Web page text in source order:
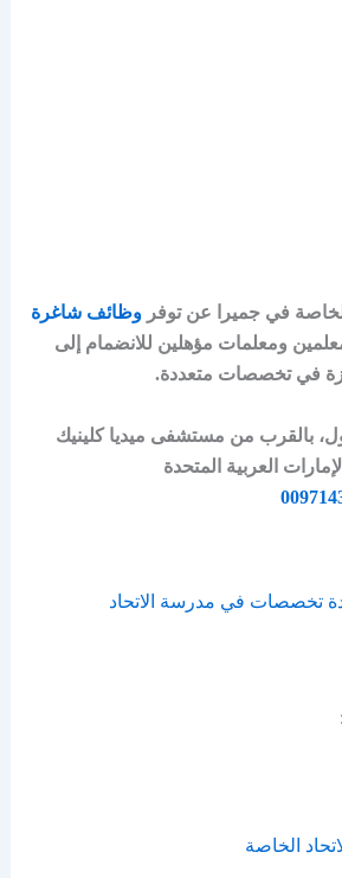
في جميرا عن توفر وظائف شاغرة
ومعلمات مؤهلين للانضمام إلى
في تخصصات متعددة.
بالقرب من مستشفى ميديا كلينيك
العربية المتحدة
تخصصات في مدرسة الاتحاد
الخاصة